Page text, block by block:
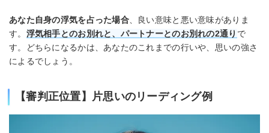
あなた自身の浮気を占った場合、良い意味と悪い意味がありま
す。 浮気相手とのお別れと、パートナーとのお別れの2通り で
す。どちらになるかは、あなたのこれまでの行いや、思いの強さ
によるでしょう。
【審判正位置】片思いのリーディング例